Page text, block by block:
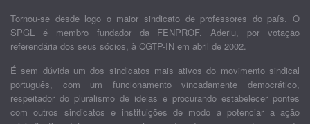
Tornou-se desde logo o maior sindicato de professores do país. O
SPGL é membro fundador da FENPROF. Aderiu, por votação
referendária dos seus sócios, à CGTP-IN em abril de 2002.
É sem dúvida um dos sindicatos mais ativos do movimento sindical
português, com um funcionamento vincadamente democrático,
respeitador do pluralismo de ideias e procurando estabelecer pontes
com outros sindicatos e instituições de modo a potenciar a ação